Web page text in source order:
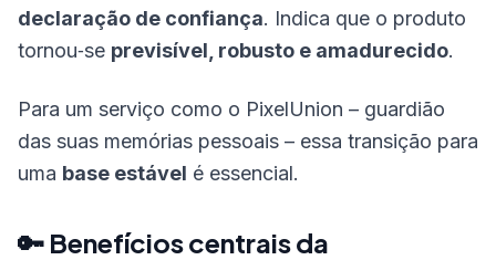
declaração de confiança. Indica que o produto
tornou‑se previsível, robusto e amadurecido.
Para um serviço como o PixelUnion – guardião
das suas memórias pessoais – essa transição para
uma base estável é essencial.
🔑 Benefícios centrais da